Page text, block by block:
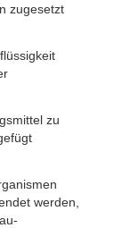
zugesetzt
zu
werden,